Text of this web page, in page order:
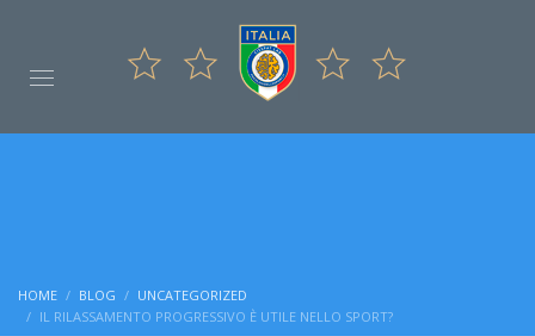
HOME BLOG
UNCATEGORIZED
IL RILASSAMENTO PROGRESSIVO È UTILE NELLO SPORT?